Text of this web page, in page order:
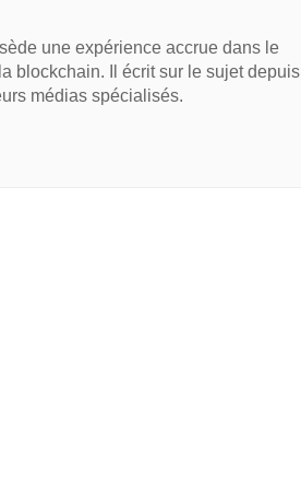
une expérience accrue dans le
blockchain. Il écrit sur le sujet depuis
médias spécialisés.